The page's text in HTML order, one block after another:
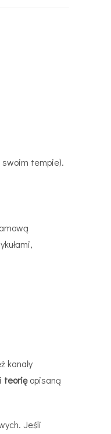
swoim tempie).
kanały
i teorięopisaną
Jeśli